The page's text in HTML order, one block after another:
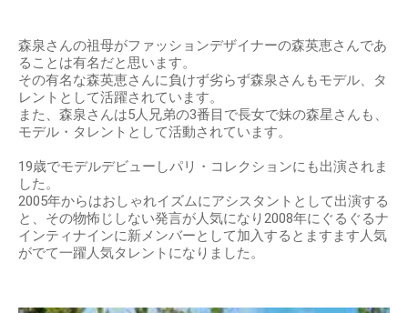
森泉さんの祖母がファッションデザイナーの森英恵さんであ
ることは有名だと思います。
その有名な森英恵さんに負けず劣らず森泉さんもモデル、タ
レントとして活躍されています。
また、森泉さんは5人兄弟の3番目で長女で妹の森星さんも、
モデル・タレントとして活動されています。
19歳でモデルデビューしパリ・コレクションにも出演されま
した。
2005年からはおしゃれイズムにアシスタントとして出演する
と、その物怖じしない発言が人気になり2008年にぐるぐるナ
インティナインに新メンバーとして加入するとますます人気
がでて一躍人気タレントになりました。